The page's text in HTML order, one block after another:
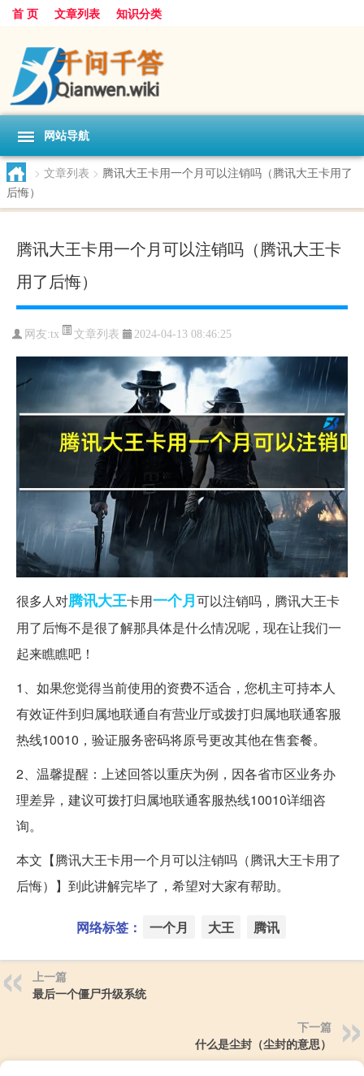
首 页 文章列表 知识分类
网站导航
> 文章列表 > 腾讯大王卡用一个月可以注销吗（腾讯大王卡用了
后悔）
腾讯大王卡用一个月可以注销吗（腾讯大王卡
用了后悔）
网友:tx 文章列表 2024-04-13 08:46:25
很多人对腾讯大王卡用一个月可以注销吗，腾讯大王卡
用了后悔不是很了解那具体是什么情况呢，现在让我们一
起来瞧瞧吧！
1、如果您觉得当前使用的资费不适合，您机主可持本人
有效证件到归属地联通自有营业厅或拨打归属地联通客服
热线10010，验证服务密码将原号更改其他在售套餐。
2、温馨提醒：上述回答以重庆为例，因各省市区业务办
理差异，建议可拨打归属地联通客服热线10010详细咨
询。
本文【腾讯大王卡用一个月可以注销吗（腾讯大王卡用了
后悔）】到此讲解完毕了，希望对大家有帮助。
网络标签： 一个月 大王 腾讯
上一篇
最后一个僵尸升级系统
下一篇
什么是尘封（尘封的意思）